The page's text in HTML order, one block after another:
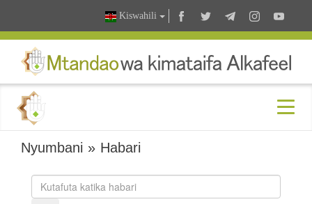
Kiswahili
Nyumbani » Habari